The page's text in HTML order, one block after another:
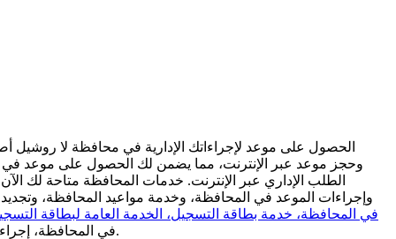
الحصول على موعد لإجراءاتك الإدارية في محافظة لا
وحجز موعد عبر الإنترنت، مما يضمن لك الحصول على موعد في
الطلب الإداري عبر الإنترنت. خدمات المحافظة متاحة لك
وإجراءات الموعد في المحافظة، وخدمة مواعيد المحافظة، وتجديد
في المحافظة، خدمة بطاقة التسجيل، الخدمة العامة لبطاقة
في المحافظة، إجراءات بطاقة الإقامة، تجديد بطاقة الإقامة، وتجديد تصريح الإقامة. كما يمكنك الاستفادة من إجراءات بطاقة الإقامة وتجديد بطاقة الإقامة بسهولة.